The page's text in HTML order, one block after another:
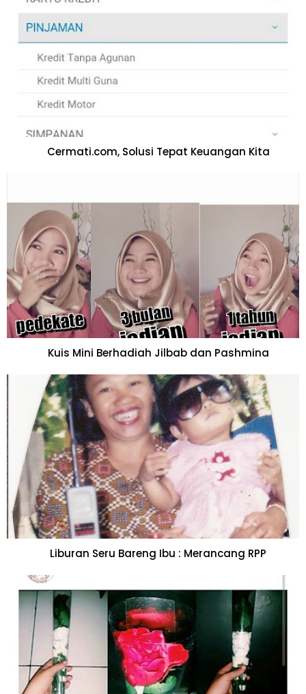
Cermati.com, Solusi Tepat Keuangan Kita
Kuis Mini Berhadiah Jilbab dan Pashmina
Liburan Seru Bareng Ibu : Merancang RPP